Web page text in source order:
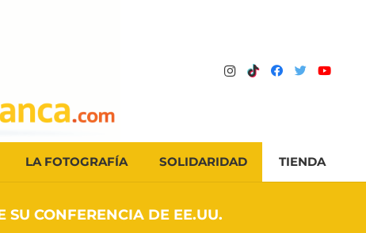
LA FOTOGRAFÍA SOLIDARIDAD TIENDA
CONFERENCIA DE EE.UU.